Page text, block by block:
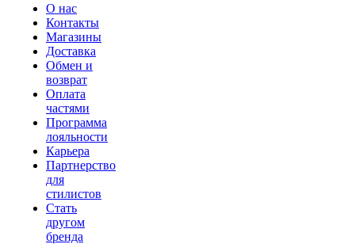
О нас
Контакты
Магазины
Доставка
Обмен и
возврат
Оплата
частями
Программа
лояльности
Карьера
Партнерство
для
стилистов
Стать
другом
бренда